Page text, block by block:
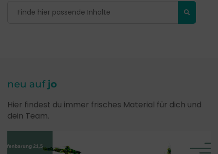
neu auf jo
Hier findest du immer frisches Material für dich und
dein Team.